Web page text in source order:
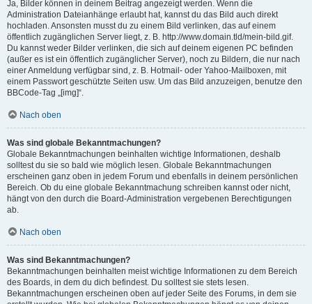
Ja, Bilder können in deinem Beitrag angezeigt werden. Wenn die
Administration Dateianhänge erlaubt hat, kannst du das Bild auch direkt
hochladen. Ansonsten musst du zu einem Bild verlinken, das auf einem
öffentlich zugänglichen Server liegt, z. B. http://www.domain.tld/mein-bild.gif.
Du kannst weder Bilder verlinken, die sich auf deinem eigenen PC befinden
(außer es ist ein öffentlich zugänglicher Server), noch zu Bildern, die nur nach
einer Anmeldung verfügbar sind, z. B. Hotmail- oder Yahoo-Mailboxen, mit
einem Passwort geschützte Seiten usw. Um das Bild anzuzeigen, benutze den
BBCode-Tag „[img]“.
Nach oben
Was sind globale Bekanntmachungen?
Globale Bekanntmachungen beinhalten wichtige Informationen, deshalb
solltest du sie so bald wie möglich lesen. Globale Bekanntmachungen
erscheinen ganz oben in jedem Forum und ebenfalls in deinem persönlichen
Bereich. Ob du eine globale Bekanntmachung schreiben kannst oder nicht,
hängt von den durch die Board-Administration vergebenen Berechtigungen
ab.
Nach oben
Was sind Bekanntmachungen?
Bekanntmachungen beinhalten meist wichtige Informationen zu dem Bereich
des Boards, in dem du dich befindest. Du solltest sie stets lesen.
Bekanntmachungen erscheinen oben auf jeder Seite des Forums, in dem sie